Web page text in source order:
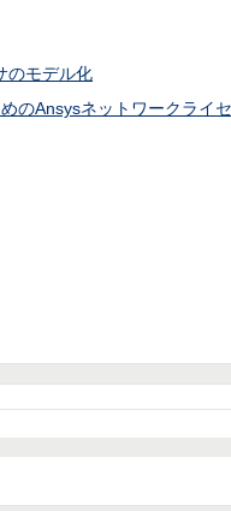
のモデル化
のAnsysネットワークライ